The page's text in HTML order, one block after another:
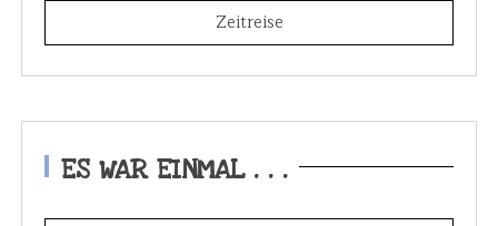
Zeitreise
ES WAR EINMAL . . .